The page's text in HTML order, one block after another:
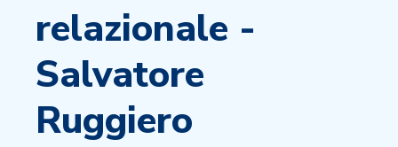
relazionale -
Salvatore
Ruggiero